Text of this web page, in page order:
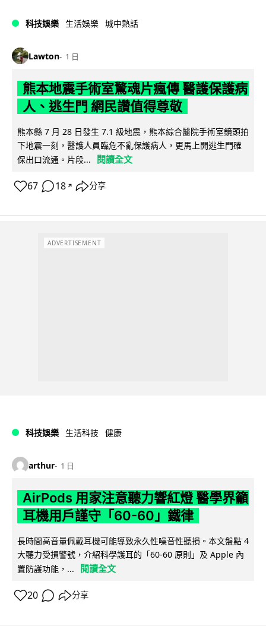
科技娛樂 生活娛樂 城中熱話
Lawton 1 日
熊本地震手術室驚魂片瘋傳 醫護保護病
人、逃生門 網民讚值得尊敬
熊本縣 7 月 28 日發生 7.1 級地震，熊本綜合醫院手術室鏡頭拍
下地震一刻，醫護人員臨危不亂保護病人，更馬上開逃生門確
保出口流通。片段...
閱讀全文
67 18 ↗ 分享
ADVERTISEMENT
科技娛樂 生活科技 健康
arthur 1 日
AirPods 用家注意聽力響紅燈 醫學界籲
耳機用戶謹守「60-60」鐵律
長時間高音量佩戴耳機可能導致永久性噪音性聽損。本文盤點 4
大聽力受損警號，介紹科學護耳的「60-60 原則」及 Apple 內
置防護功能，...
閱讀全文
20 分享